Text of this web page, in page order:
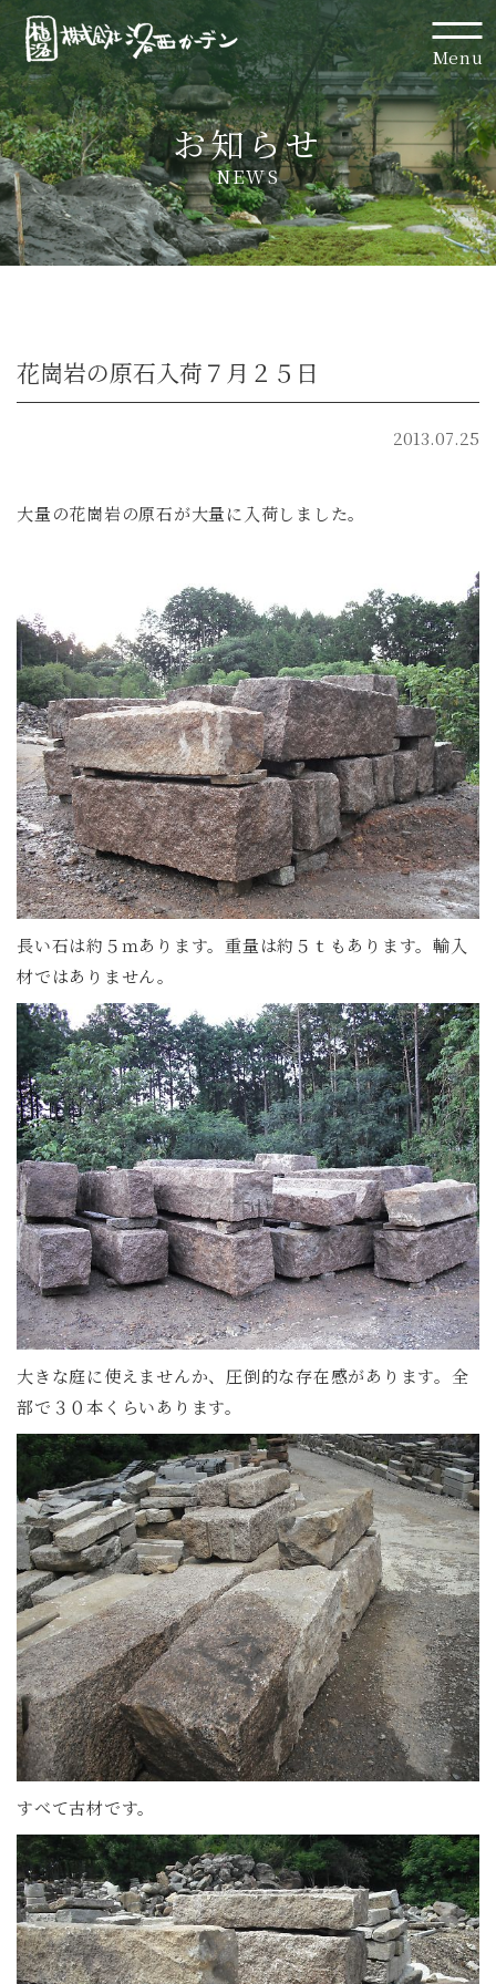
Menu
お知らせ
NEWS
花崗岩の原石入荷７月２５日
2013.07.25
大量の花崗岩の原石が大量に入荷しました。
長い石は約５ｍあります。重量は約５ｔもあります。輸入
材ではありません。
大きな庭に使えませんか、圧倒的な存在感があります。全
部で３０本くらいあります。
すべて古材です。